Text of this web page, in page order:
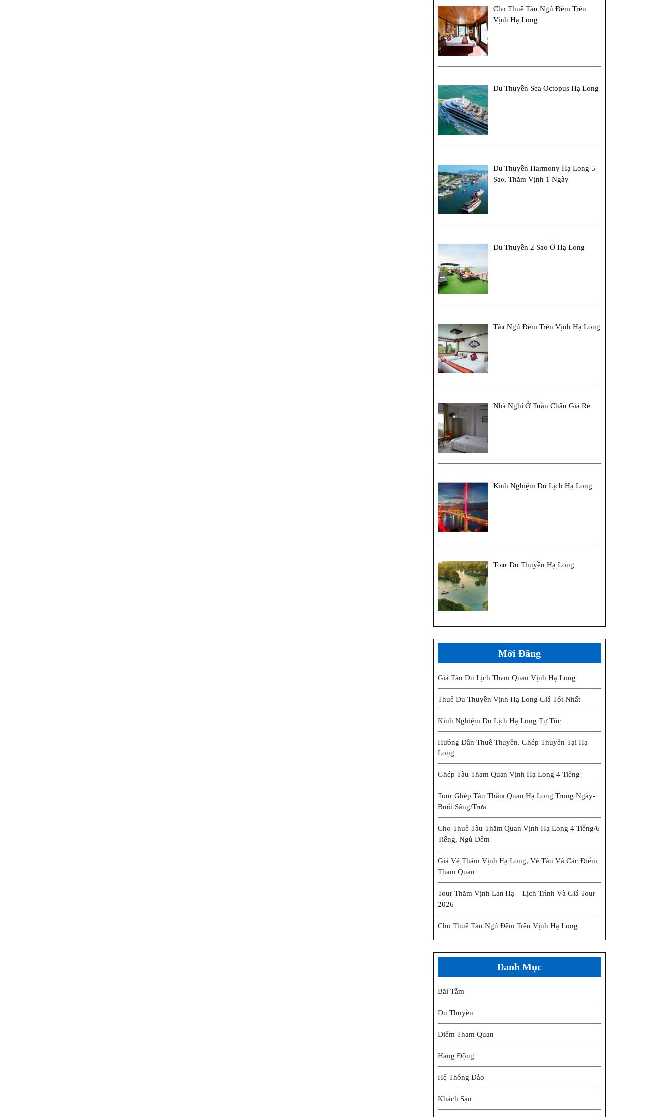
Cho Thuê Tàu Ngủ Đêm Trên
Vịnh Hạ Long
Du Thuyền Sea Octopus Hạ Long
Du Thuyền Harmony Hạ Long 5
Sao, Thăm Vịnh 1 Ngày
Du Thuyền 2 Sao Ở Hạ Long
Tàu Ngủ Đêm Trên Vịnh Hạ Long
Nhà Nghỉ Ở Tuần Châu Giá Rẻ
Kinh Nghiệm Du Lịch Hạ Long
Tour Du Thuyền Hạ Long
Mới Đăng
Giá Tàu Du Lịch Tham Quan Vịnh Hạ Long
Thuê Du Thuyền Vịnh Hạ Long Giá Tốt Nhất
Kinh Nghiệm Du Lịch Hạ Long Tự Túc
Hướng Dẫn Thuê Thuyền, Ghép Thuyền Tại Hạ
Long
Ghép Tàu Tham Quan Vịnh Hạ Long 4 Tiếng
Tour Ghép Tàu Thăm Quan Hạ Long Trong Ngày-
Buổi Sáng/trưa
Cho Thuê Tàu Thăm Quan Vịnh Hạ Long 4 Tiếng/6
Tiếng, Ngủ Đêm
Giá Vé Thăm Vịnh Hạ Long, Vé Tàu Và Các Điểm
Tham Quan
Tour Thăm Vịnh Lan Hạ – Lịch Trình Và Giá Tour
2026
Cho Thuê Tàu Ngủ Đêm Trên Vịnh Hạ Long
Danh Mục
Bãi Tắm
Du Thuyền
Điểm Tham Quan
Hang Động
Hệ Thống Đảo
Khách Sạn